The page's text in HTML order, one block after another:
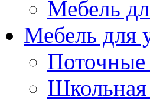
Мебель
Мебель для
Поточные
Школьная